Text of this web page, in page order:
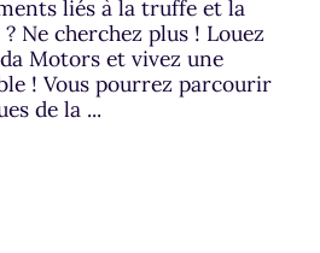
liés à la truffe et la
Ne cherchez plus ! Louez
Motors et vivez une
! Vous pourrez parcourir
de la ...